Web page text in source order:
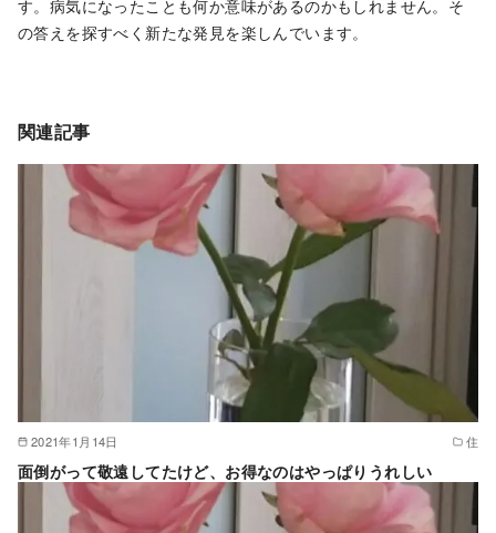
す。病気になったことも何か意味があるのかもしれません。そ
の答えを探すべく新たな発見を楽しんでいます。
関連記事
2021年1月14日 住
面倒がって敬遠してたけど、お得なのはやっぱりうれしい